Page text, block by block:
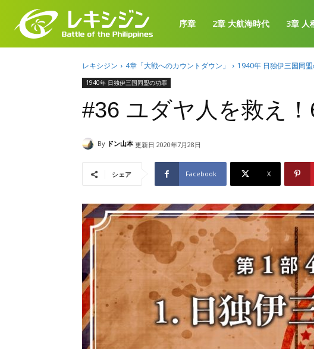
序章 2章 大航海時代 3章 人
レキシジン 4章「大戦へのカウントダウン」 1940年 日独伊三国同
1940年 日独伊三国同盟の功罪
#36 ユダヤ人を救え
By ドン山本 更新日 2020年7月28日
シェア Facebook X